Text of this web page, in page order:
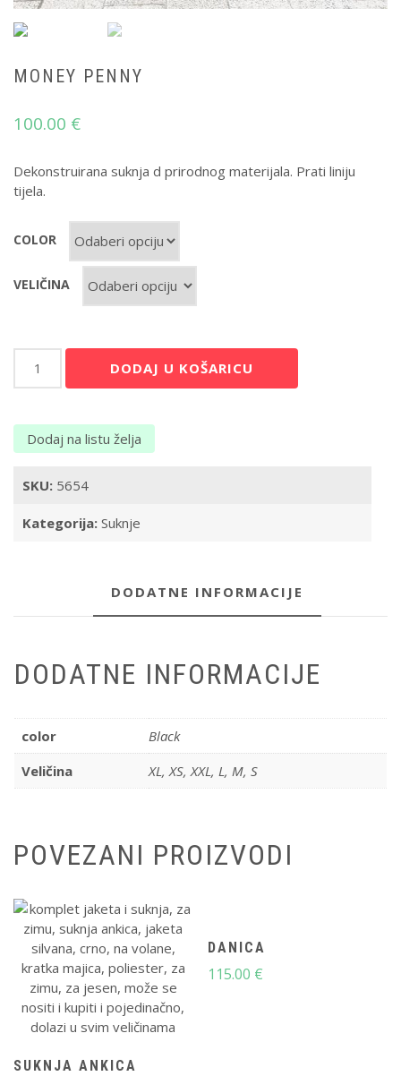
MONEY PENNY
100.00 €
Dekonstruirana suknja d prirodnog materijala. Prati liniju
tijela.
COLOR
VELIČINA
Penny
DODAJ U KOŠARICU
Dodaj na listu želja
SKU: 5654
Kategorija: Suknje
DODATNE INFORMACIJE
DODATNE INFORMACIJE
color
Black
Veličina
XL, XS, XXL, L, M, S
POVEZANI PROIZVODI
SUKNJA ANKICA
DANICA
115.00 €